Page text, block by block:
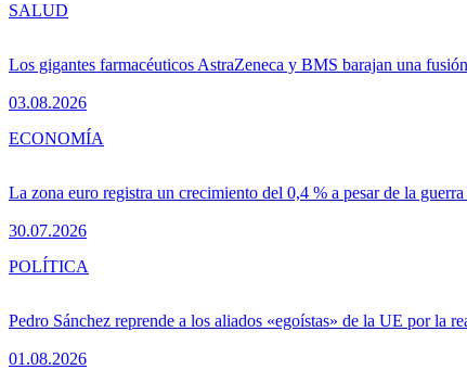
Los gigantes farmacéuticos AstraZeneca y BMS barajan una
03.08.2026
SALUD
La zona euro registra un crecimiento del 0,4 % a pesar de la
30.07.2026
ECONOMÍA
Pedro Sánchez reprende a los aliados «egoístas» de la UE por la
01.08.2026
POLÍTICA